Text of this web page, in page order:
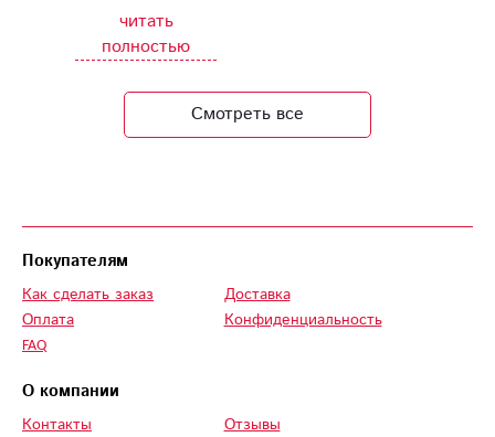
удался с вашей
помощью.
читать
полностью
Смотреть все
Покупателям
Как сделать заказ
Оплата
FAQ
Доставка
Конфиденциальность
О компании
Контакты
Отзывы